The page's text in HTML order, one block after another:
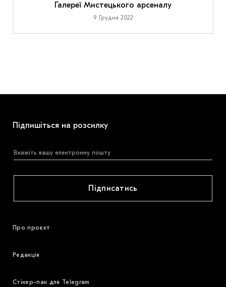
Галереї Мистецького арсеналу
9 Грудня 2022
Підпишіться на розсилку
Підписатись
Про проєкт
Редакція
Стікер-пак для Telegram